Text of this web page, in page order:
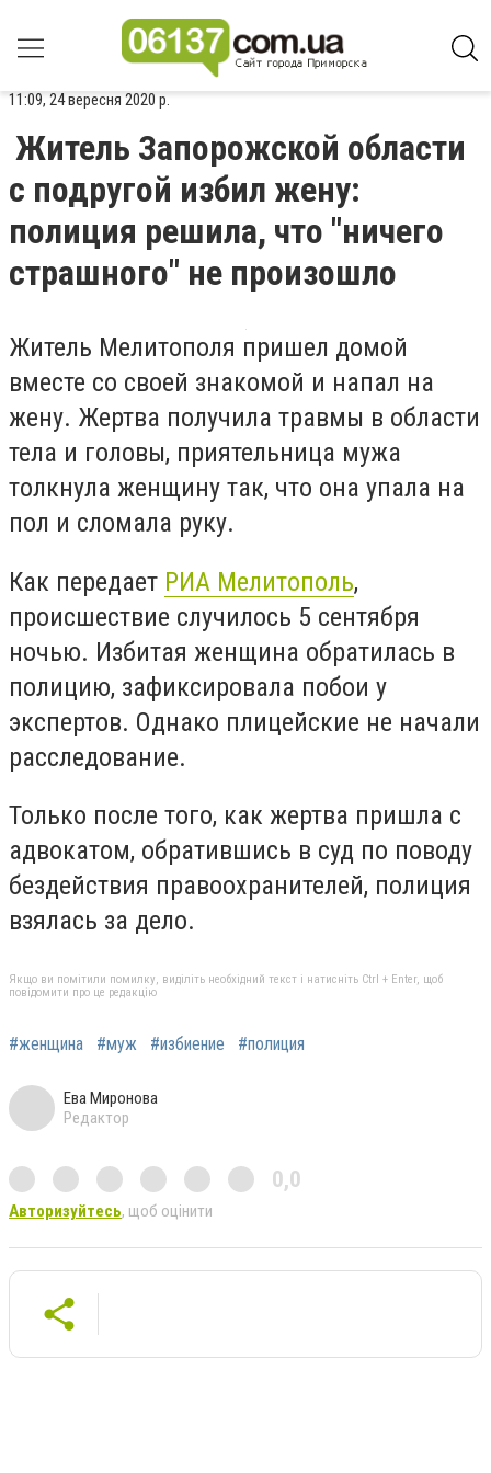
11:09, 24 вересня 2020 р.
Житель Запорожской области
с подругой избил жену:
полиция решила, что "ничего
страшного" не произошло
Житель Мелитополя пришел домой
вместе со своей знакомой и напал на
жену. Жертва получила травмы в области
тела и головы, приятельница мужа
толкнула женщину так, что она упала на
пол и сломала руку.
Как передает РИА Мелитополь,
происшествие случилось 5 сентября
ночью. Избитая женщина обратилась в
полицию, зафиксировала побои у
экспертов. Однако плицейские не начали
расследование.
Только после того, как жертва пришла с
адвокатом, обратившись в суд по поводу
бездействия правоохранителей, полиция
взялась за дело.
Якщо ви помітили помилку, виділіть необхідний текст і натисніть Ctrl + Enter, щоб
повідомити про це редакцію
#женщина #муж #избиение #полиция
Ева Миронова
Редактор
0,0
Авторизуйтесь, щоб оцінити